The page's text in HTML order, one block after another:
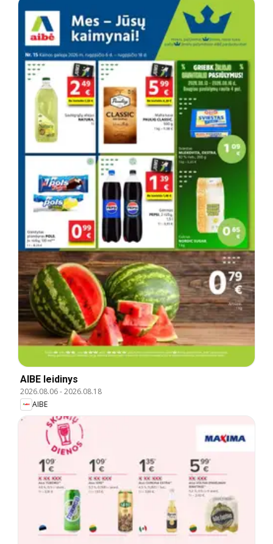
AIBE leidinys
2026.08.06-2026.08.18
AIBE